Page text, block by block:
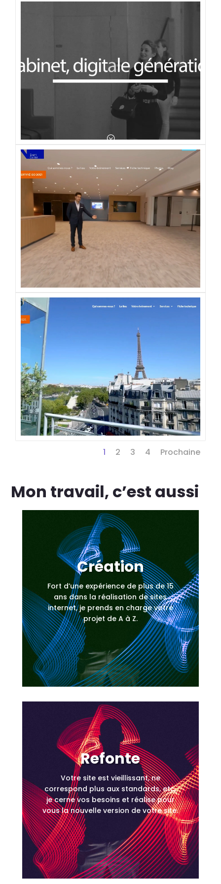
1 2 3 4 Prochaine
Mon travail, c’est aussi
Création
Fort d’une expérience de plus de 15
ans dans la réalisation de sites
internet, je prends en charge votre
projet de A à Z.
Refonte
Votre site est vieillissant, ne
correspond plus aux standards, etc,
je cerne vos besoins et réalise pour
vous la nouvelle version de votre site.